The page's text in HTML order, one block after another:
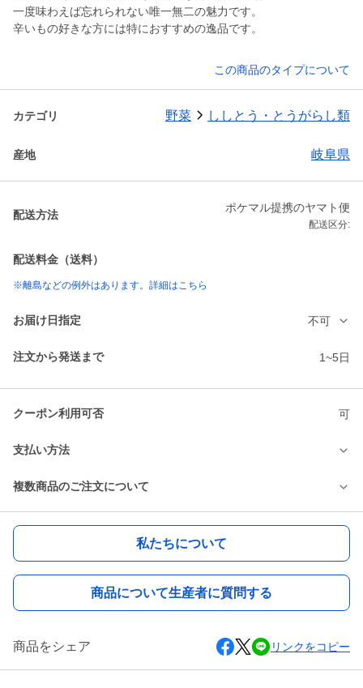
一度味わえば忘れられない唯一無二の魅力です。
辛いもの好きな方には特におすすめの逸品です。
この商品のタイプについて
カテゴリ 野菜 ししとう・とうがらし類
産地 岐阜県
配送方法
ポケマル提携のヤマト便
配送区分:
配送料金（送料）
※離島などの例外はあります。詳細はこちら
お届け日指定 不可
注文から発送まで 1~5日
クーポン利用可否 可
支払い方法
複数商品のご注文について
私たちについて
商品について生産者に質問する
商品をシェア リンクをコピー